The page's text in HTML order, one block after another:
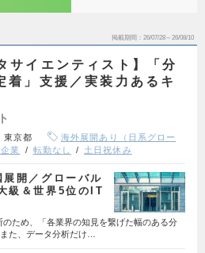
掲載期間 26/07/28～26/08/10
サイエンティスト】「分
」支援／実装力あるキ
東京都
海外展開あり（日系グロー
業 転勤なし 土日祝休み
開／グローバル
級＆世界5位のIT
のため、「各業界の知見を繋げた幅のある分
た、データ分析だけ…